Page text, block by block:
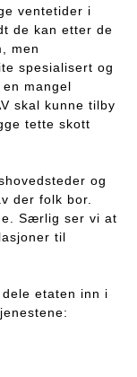
ventetider i
de kan etter de
men
spesialisert og
mangel
skal kunne tilby
tette skott
og
der folk bor.
Særlig ser vi at
til
etaten inn i